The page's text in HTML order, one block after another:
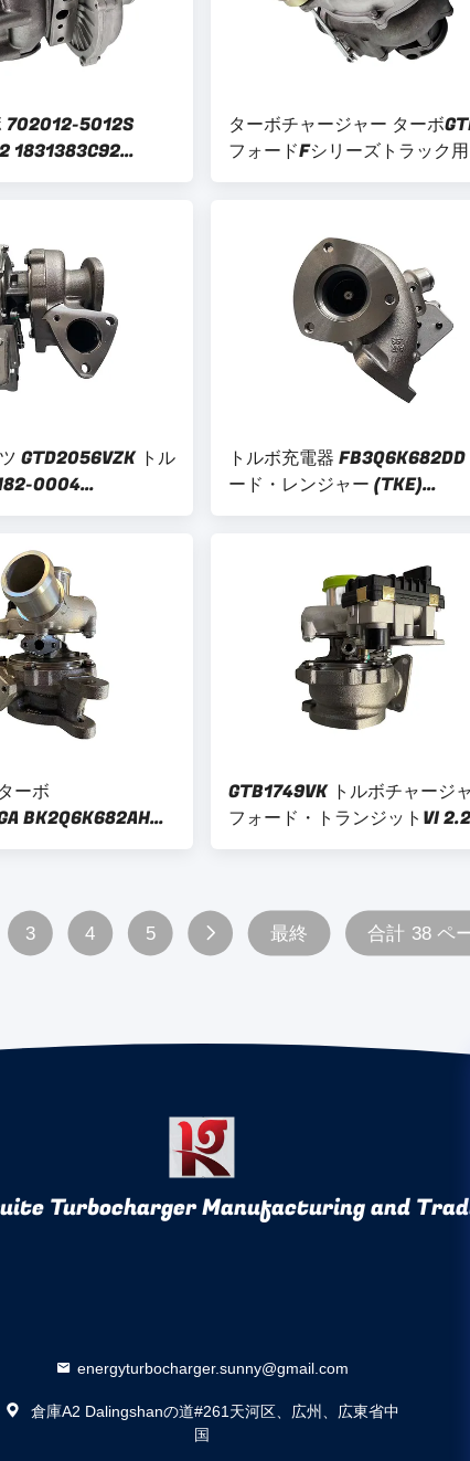
702012-5012S
1831383C92
りたたみ用ターボ
ターボチャージャー ターボ
フォードFシリーズトラック用
パワーストローク ディーゼル
GTD2056VZK トル
0004
フォード・ランガ
トルボ充電器 FB3Q6K682DD
ード・レンジャー (TKE)
GTD2056VZK 2011- 3.2
ーボ
BK2Q6K682AH
786880-0006 フ
GTB1749VK トルボチャージ
フォード・トランジットVI
ルボ 786880-5006S
3 4 5 最終 合計 38 ペ
Turbocharger Manufacturing and
energyturbocharger.sunny@gmail.com
倉庫A2 Dalingshanの道#261天河区、広州、広東省中
国